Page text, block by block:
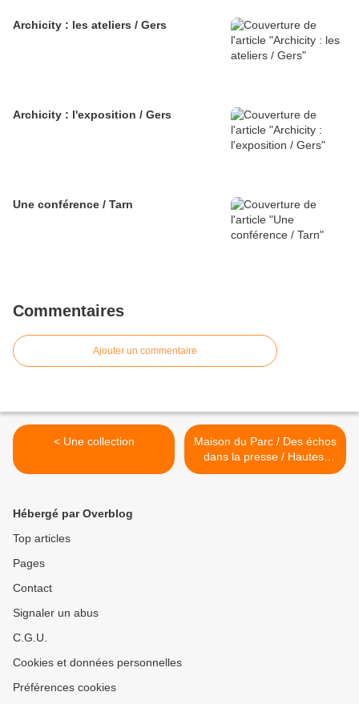
Archicity : les ateliers / Gers
Archicity : l'exposition / Gers
Une conférence / Tarn
Commentaires
Ajouter un commentaire
< Une collection
Maison du Parc / Des échos
dans la presse / Hautes-
Pyrénées >
Hébergé par Overblog
Top articles
Pages
Contact
Signaler un abus
C.G.U.
Cookies et données personnelles
Préférences cookies